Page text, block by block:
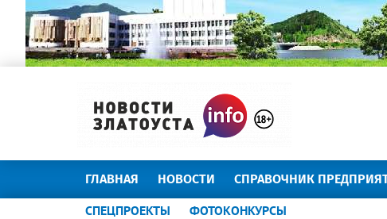
ГЛАВНАЯ НОВОСТИ СПРАВОЧНИК
СПЕЦПРОЕКТЫ ФОТОКОНКУРСЫ